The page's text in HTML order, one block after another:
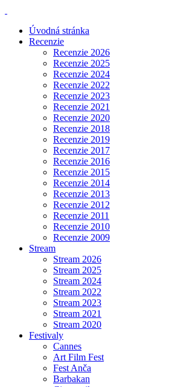
Úvodná stránka
Recenzie
Recenzie 2026
Recenzie 2025
Recenzie 2024
Recenzie 2022
Recenzie 2023
Recenzie 2021
Recenzie 2020
Recenzie 2018
Recenzie 2019
Recenzie 2017
Recenzie 2016
Recenzie 2015
Recenzie 2014
Recenzie 2013
Recenzie 2012
Recenzie 2011
Recenzie 2010
Recenzie 2009
Stream
Stream 2026
Stream 2025
Stream 2024
Stream 2022
Stream 2023
Stream 2021
Stream 2020
Festivaly
Cannes
Art Film Fest
Fest Anča
Barbakan